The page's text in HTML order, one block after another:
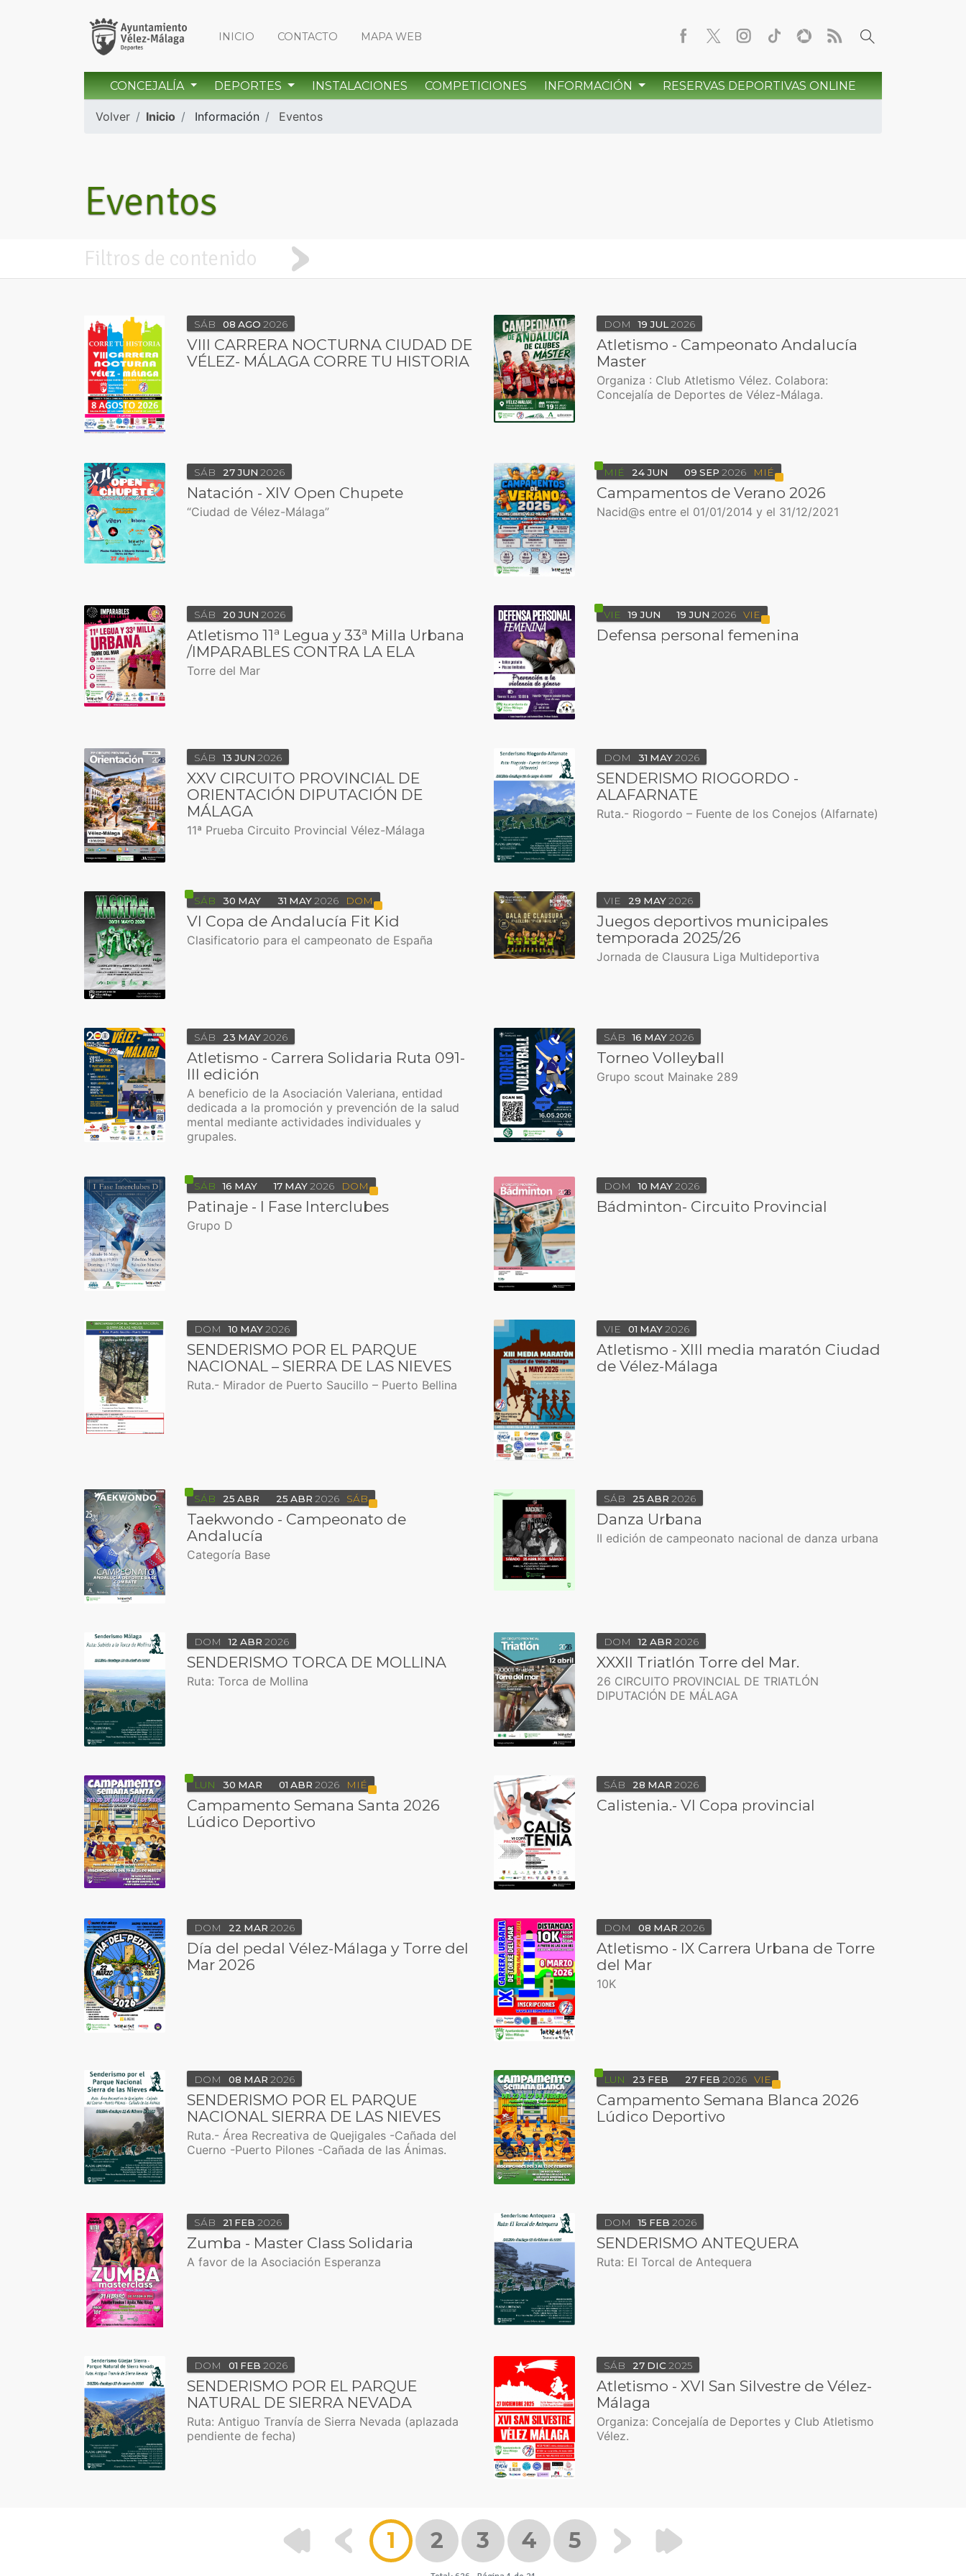
INICIO CONTACTO MAPA WEB
CONCEJALÍA DEPORTES INSTALACIONES COMPETICIONES INFORMACIÓN RESERVAS DEPORTIVAS ONLINE
Volver Inicio Información Eventos
Eventos
Filtros de contenido
SÁB 08 AGO 2026
VIII CARRERA NOCTURNA CIUDAD DE
VÉLEZ- MÁLAGA CORRE TU HISTORIA
DOM 19 JUL 2026
Atletismo - Campeonato Andalucía
Master
Organiza : Club Atletismo Vélez. Colabora:
Concejalía de Deportes de Vélez-Málaga.
SÁB 27 JUN 2026
Natación - XIV Open Chupete
“Ciudad de Vélez-Málaga”
MIÉ 24 JUN 09 SEP 2026 MIÉ
Campamentos de Verano 2026
Nacid@s entre el 01/01/2014 y el 31/12/2021
SÁB 20 JUN 2026
Atletismo 11ª Legua y 33ª Milla Urbana
/IMPARABLES CONTRA LA ELA
Torre del Mar
VIE 19 JUN 19 JUN 2026 VIE
Defensa personal femenina
SÁB 13 JUN 2026
XXV CIRCUITO PROVINCIAL DE
ORIENTACIÓN DIPUTACIÓN DE
MÁLAGA
11ª Prueba Circuito Provincial Vélez-Málaga
DOM 31 MAY 2026
SENDERISMO RIOGORDO -
ALAFARNATE
Ruta.- Riogordo – Fuente de los Conejos (Alfarnate)
SÁB 30 MAY 31 MAY 2026 DOM
VI Copa de Andalucía Fit Kid
Clasificatorio para el campeonato de España
VIE 29 MAY 2026
Juegos deportivos municipales
temporada 2025/26
Jornada de Clausura Liga Multideportiva
SÁB 23 MAY 2026
Atletismo - Carrera Solidaria Ruta 091-
III edición
A beneficio de la Asociación Valeriana, entidad
dedicada a la promoción y prevención de la salud
mental mediante actividades individuales y
grupales.
SÁB 16 MAY 2026
Torneo Volleyball
Grupo scout Mainake 289
SÁB 16 MAY 17 MAY 2026 DOM
Patinaje - I Fase Interclubes
Grupo D
DOM 10 MAY 2026
Bádminton- Circuito Provincial
DOM 10 MAY 2026
SENDERISMO POR EL PARQUE
NACIONAL – SIERRA DE LAS NIEVES
Ruta.- Mirador de Puerto Saucillo – Puerto Bellina
VIE 01 MAY 2026
Atletismo - XIII media maratón Ciudad
de Vélez-Málaga
SÁB 25 ABR 25 ABR 2026 SÁB
Taekwondo - Campeonato de
Andalucía
Categoría Base
SÁB 25 ABR 2026
Danza Urbana
II edición de campeonato nacional de danza urbana
DOM 12 ABR 2026
SENDERISMO TORCA DE MOLLINA
Ruta: Torca de Mollina
DOM 12 ABR 2026
XXXII Triatlón Torre del Mar.
26 CIRCUITO PROVINCIAL DE TRIATLÓN
DIPUTACIÓN DE MÁLAGA
LUN 30 MAR 01 ABR 2026 MIÉ
Campamento Semana Santa 2026
Lúdico Deportivo
SÁB 28 MAR 2026
Calistenia.- VI Copa provincial
DOM 22 MAR 2026
Día del pedal Vélez-Málaga y Torre del
Mar 2026
DOM 08 MAR 2026
Atletismo - IX Carrera Urbana de Torre
del Mar
10K
DOM 08 MAR 2026
SENDERISMO POR EL PARQUE
NACIONAL SIERRA DE LAS NIEVES
Ruta.- Área Recreativa de Quejigales -Cañada del
Cuerno -Puerto Pilones -Cañada de las Ánimas.
LUN 23 FEB 27 FEB 2026 VIE
Campamento Semana Blanca 2026
Lúdico Deportivo
SÁB 21 FEB 2026
Zumba - Master Class Solidaria
A favor de la Asociación Esperanza
DOM 15 FEB 2026
SENDERISMO ANTEQUERA
Ruta: El Torcal de Antequera
DOM 01 FEB 2026
SENDERISMO POR EL PARQUE
NATURAL DE SIERRA NEVADA
Ruta: Antiguo Tranvía de Sierra Nevada (aplazada
pendiente de fecha)
SÁB 27 DIC 2025
Atletismo - XVI San Silvestre de Vélez-
Málaga
Organiza: Concejalía de Deportes y Club Atletismo
Vélez.
1 2 3 4 5